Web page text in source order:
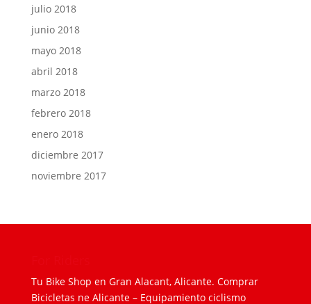
julio 2018
junio 2018
mayo 2018
abril 2018
marzo 2018
febrero 2018
enero 2018
diciembre 2017
noviembre 2017
Tu Bike Shop en Gran Alacant, Alicante. Comprar
Bicicletas ne Alicante– Equipamiento ciclismo